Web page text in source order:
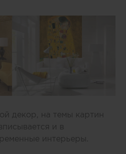
декор, на темы картин
и в
интерьеры.